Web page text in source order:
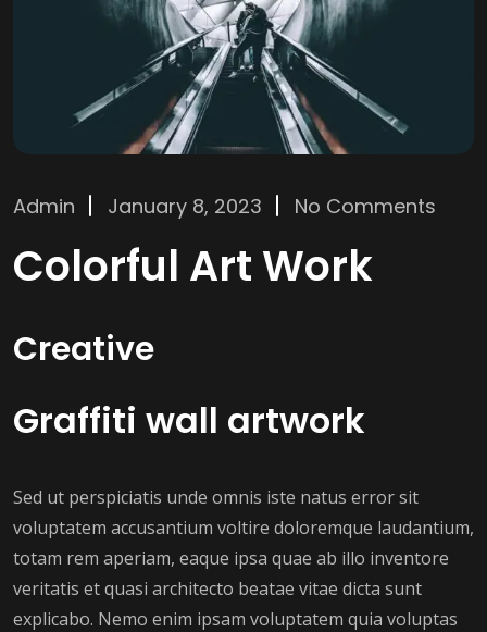
Admin January 8, 2023 No Comments
Colorful Art Work
Creative
Graffiti wall artwork
Sed ut perspiciatis unde omnis iste natus error sit
voluptatem accusantium voltire doloremque laudantium,
totam rem aperiam, eaque ipsa quae ab illo inventore
veritatis et quasi architecto beatae vitae dicta sunt
explicabo. Nemo enim ipsam voluptatem quia voluptas